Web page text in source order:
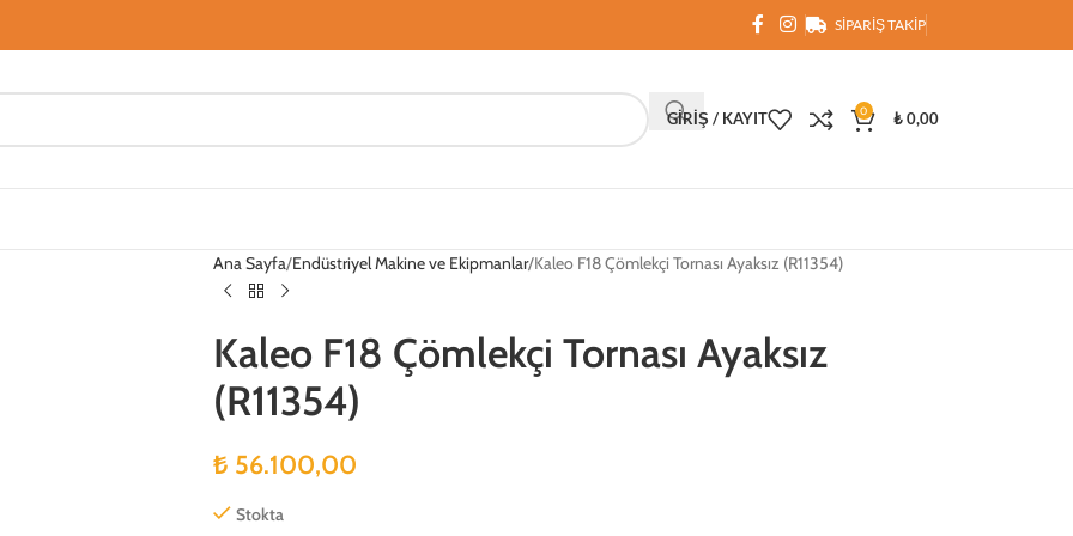
SIPARIŞ TAKIP
GIRIŞ / KAYIT 0 ₺0,00
Ana Sayfa Endüstriyel Makine ve Ekipmanlar Kaleo F18 Çömlekçi Tornası Ayaksız (R11354)
Kaleo F18 Çömlekçi Tornası Ayaksız
(R11354)
₺ 56.100,00
Stokta